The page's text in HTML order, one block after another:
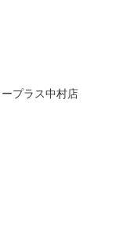
プラス中村店